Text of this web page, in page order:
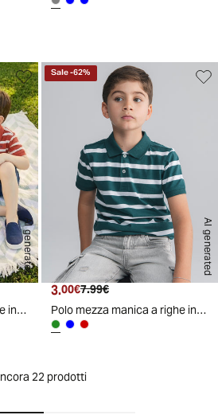
AI generated
Polo mezza manica a righe in cotone - Rosso
AI generated
Sale-62%
Prezzo attuale
3.00€ Prezzo originale
7.99€
Polo mezza manica a righe in cotone - Verde
22 prodotti